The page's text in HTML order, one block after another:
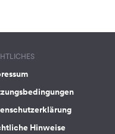
Hinweise